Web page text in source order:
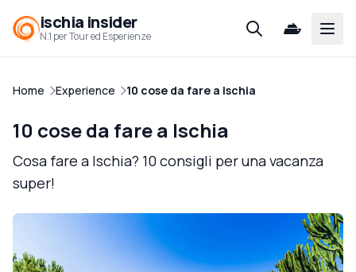
ischia insider
N.1 per Tour ed Esperienze
Home Experience 10 cose da fare a Ischia
10 cose da fare a Ischia
Cosa fare a Ischia? 10 consigli per una vacanza
super!